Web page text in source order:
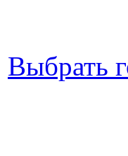
Выбрать